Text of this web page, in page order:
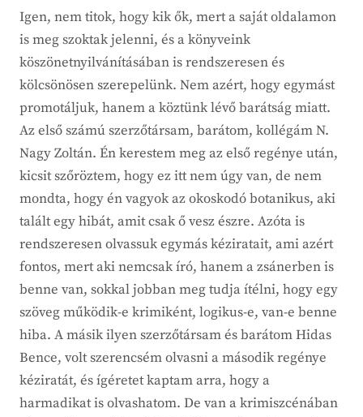
Igen, nem titok, hogy kik ők, mert a saját oldalamon
is meg szoktak jelenni, és a könyveink
köszönetnyilvánításában is rendszeresen és
kölcsönösen szerepelünk. Nem azért, hogy egymást
promotáljuk, hanem a köztünk lévő barátság miatt.
Az első számú szerzőtársam, barátom, kollégám N.
Nagy Zoltán. Én kerestem meg az első regénye után,
kicsit szőröztem, hogy ez itt nem úgy van, de nem
mondta, hogy én vagyok az okoskodó botanikus, aki
talált egy hibát, amit csak ő vesz észre. Azóta is
rendszeresen olvassuk egymás kéziratait, ami azért
fontos, mert aki nemcsak író, hanem a zsánerben is
benne van, sokkal jobban meg tudja ítélni, hogy egy
szöveg működik-e krimiként, logikus-e, van-e benne
hiba. A másik ilyen szerzőtársam és barátom Hidas
Bence, volt szerencsém olvasni a második regénye
kéziratát, és ígéretet kaptam arra, hogy a
harmadikat is olvashatom. De van a krimiszcénában